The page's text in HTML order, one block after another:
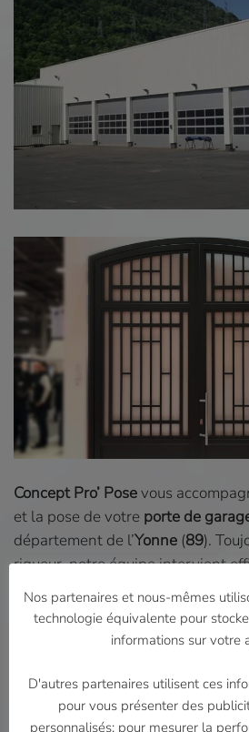
Concept Pro’ Posevous
et la pose de votre porte de
département de l’Yonne (89).
rigueur, notre équipe intervient
vous puissiez profiter de votre
garagele plus rapidement
garageavec des ouvertures
sectionnelles, les battantes ou les
Nos partenaires et nous-mêmes
technologie équivalente pour
informations sur votre
D'autres partenaires utilisent ces
pour vous présenter des
personnalisés; pour mesurer la